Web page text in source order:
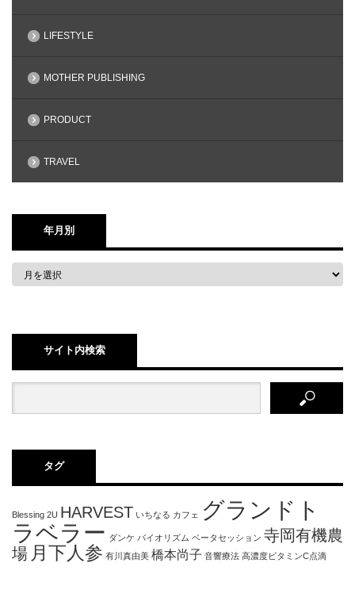
LIFESTYLE
MOTHER PUBLISHING
PRODUCT
TRAVEL
年月別
サイト内検索
タグ
Blessing 2U HARVEST いちなる カフェ
グランドト
ラベラー ダンケ バイオリズム ベータセッション 寺岡有機農
場 月下人参 有川真由美 橋本尚子 音響療法 高濃度ビタミンC点滴